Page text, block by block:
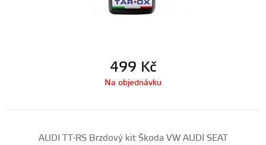
499 Kč
Na objednávku
AUDI TT-RS Brzdový kit Škoda VW AUDI SEAT